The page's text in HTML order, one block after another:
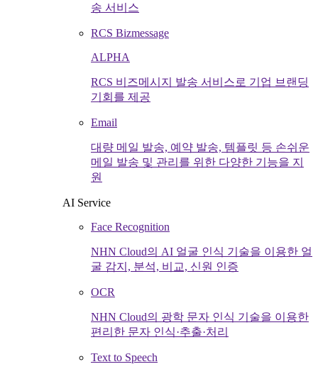
송 서비스
RCS Bizmessage
ALPHA
RCS 비즈메시지 발송 서비스로 기업 브랜딩
기회를 제공
Email
대량 메일 발송, 예약 발송, 템플릿 등 손쉬운
메일 발송 및 관리를 위한 다양한 기능을 지
원
AI Service
Face Recognition
NHN Cloud의 AI 얼굴 인식 기술을 이용한 얼
굴 감지, 분석, 비교, 신원 인증
OCR
NHN Cloud의 광학 문자 인식 기술을 이용한
편리한 문자 인식·추출·처리
Text to Speech